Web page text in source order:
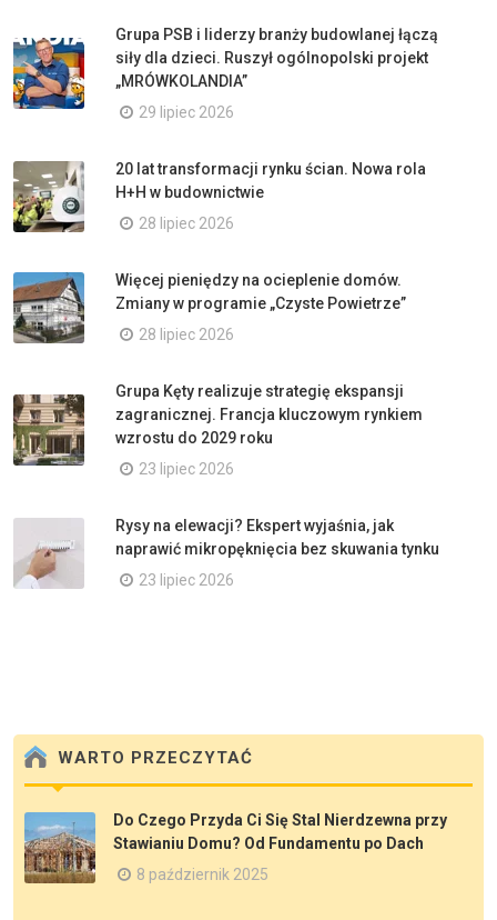
Grupa PSB i liderzy branży budowlanej łączą
siły dla dzieci. Ruszył ogólnopolski projekt
„MRÓWKOLANDIA”
29 lipiec 2026
20 lat transformacji rynku ścian. Nowa rola
H+H w budownictwie
28 lipiec 2026
Więcej pieniędzy na ocieplenie domów.
Zmiany w programie „Czyste Powietrze”
28 lipiec 2026
Grupa Kęty realizuje strategię ekspansji
zagranicznej. Francja kluczowym rynkiem
wzrostu do 2029 roku
23 lipiec 2026
Rysy na elewacji? Ekspert wyjaśnia, jak
naprawić mikropęknięcia bez skuwania tynku
23 lipiec 2026
WARTO PRZECZYTAĆ
Do Czego Przyda Ci Się Stal Nierdzewna przy
Stawianiu Domu? Od Fundamentu po Dach
8 październik 2025